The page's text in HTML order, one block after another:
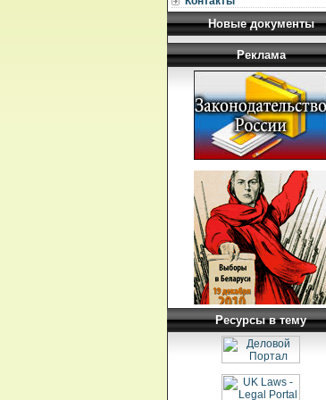
Новые документы
Реклама
Ресурсы в тему